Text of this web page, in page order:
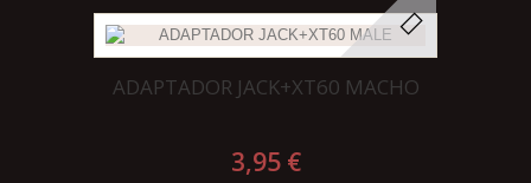
ADAPTADOR JACK+XT60 MACHO
3,95 €